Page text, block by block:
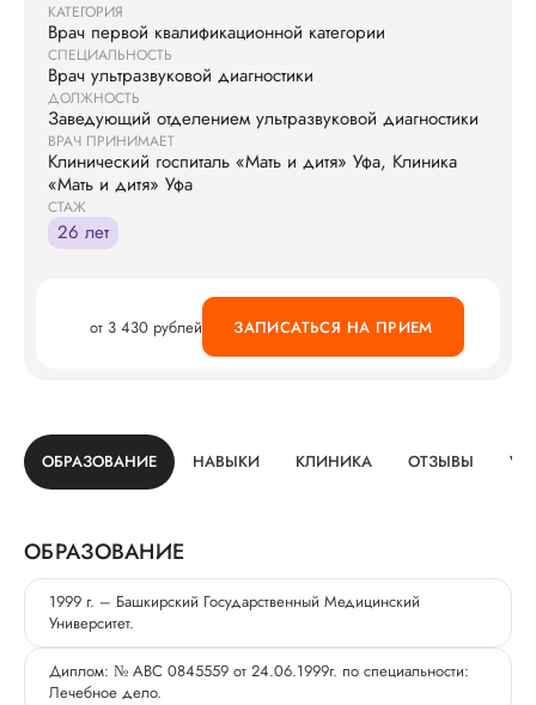
КАТЕГОРИЯ
Врач первой квалификационной категории
СПЕЦИАЛЬНОСТЬ
Врач ультразвуковой диагностики
ДОЛЖНОСТЬ
Заведующий отделением ультразвуковой диагностики
ВРАЧ ПРИНИМАЕТ
Клинический госпиталь «Мать и дитя» Уфа, Клиника
«Мать и дитя» Уфа
СТАЖ
26 лет
от 3 430 рублей ЗАПИСАТЬСЯ НА ПРИЕМ
ОБРАЗОВАНИЕ НАВЫКИ КЛИНИКА ОТЗЫВЫ
ОБРАЗОВАНИЕ
1999 г. – Башкирский Государственный Медицинский
Университет.
Диплом: № АВС 0845559 от 24.06.1999г. по специальности:
Лечебное дело.